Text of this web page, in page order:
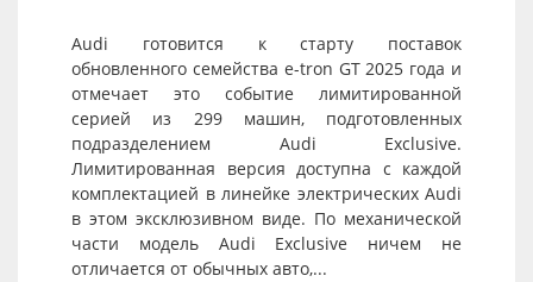
Audi готовится к старту поставок
обновленного семейства e-tron GT 2025 года и
отмечает это событие лимитированной
серией из 299 машин, подготовленных
подразделением Audi Exclusive.
Лимитированная версия доступна с каждой
комплектацией в линейке электрических Audi
в этом эксклюзивном виде. По механической
части модель Audi Exclusive ничем не
отличается от обычных авто,...